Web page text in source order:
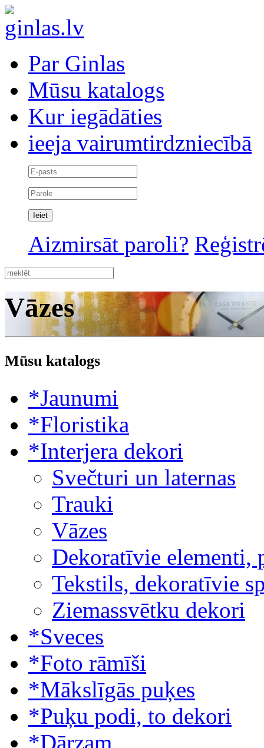
Par Ginlas
Mūsu katalogs
Kur iegādāties
ieeja vairumtirdzniecībā
Aizmirsāt paroli?
Vāzes
Mūsu katalogs
*Jaunumi
*Floristika
*Interjera dekori
Svečturi un laternas
Trauki
Vāzes
Dekoratīvie elementi,
Tekstils, dekoratīvie
Ziemassvētku dekori
*Sveces
*Foto rāmīši
*Mākslīgās puķes
*Puķu podi, to dekori
*Dārzam